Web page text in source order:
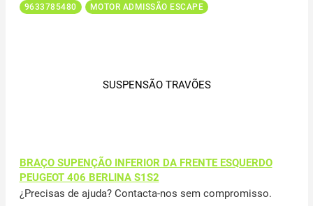
9633785480 MOTOR ADMISSÃO ESCAPE
SUSPENSÃO TRAVÕES
BRAÇO SUPENÇÃO INFERIOR DA FRENTE ESQUERDO
PEUGEOT 406 BERLINA S1S2
¿Precisas de ajuda? Contacta-nos sem compromisso.